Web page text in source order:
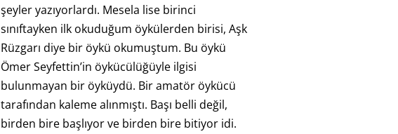
şeyler yazıyorlardı. Mesela lise birinci
sınıftayken ilk okuduğum öykülerden birisi, Aşk
Rüzgarı diye bir öykü okumuştum. Bu öykü
Ömer Seyfettin’in öykücülüğüyle ilgisi
bulunmayan bir öyküydü. Bir amatör öykücü
tarafından kaleme alınmıştı. Başı belli değil,
birden bire başlıyor ve birden bire bitiyor idi.